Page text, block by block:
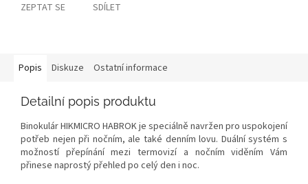
ZEPTAT SE SDÍLET
Popis Diskuze Ostatní informace
Detailní popis produktu
Binokulár HIKMICRO HABROK je speciálně navržen pro uspokojení
potřeb nejen při nočním, ale také denním lovu. Duální systém s
možností přepínání mezi termovizí a nočním viděním Vám
přinese naprostý přehled po celý den i noc.